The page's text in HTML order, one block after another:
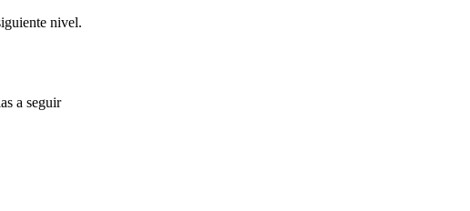
nivel.
a seguir